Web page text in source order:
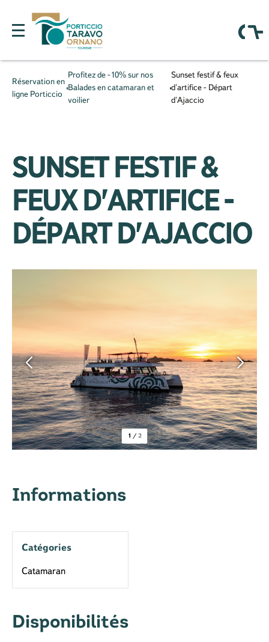
Réservation en
ligne Porticcio
Profitez de -10% sur nos
Balades en catamaran et
voilier
Sunset festif & feux
d'artifice - Départ
d'Ajaccio
SUNSET FESTIF &
FEUX D'ARTIFICE -
DÉPART D'AJACCIO
1 / 2
Informations
Catégories
Catamaran
Disponibilités